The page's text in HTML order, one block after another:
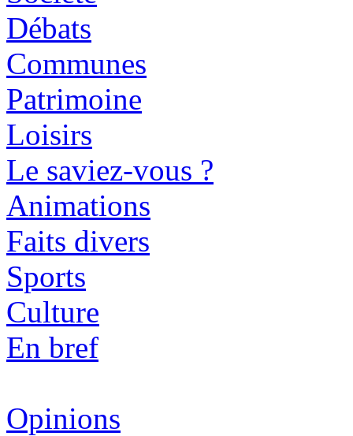
Débats
Communes
Patrimoine
Loisirs
Le saviez-vous ?
Animations
Faits divers
Sports
Culture
En bref
Opinions